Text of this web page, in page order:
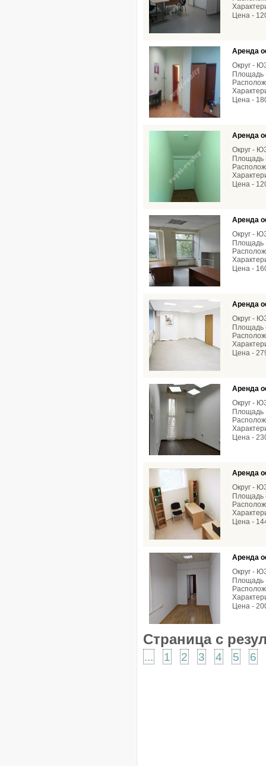
Цена -
Аренда
Округ -
Площадь
Цена -
Аренда
Округ -
Площадь
Цена -
Аренда
Округ -
Площадь
Цена -
Аренда
Округ -
Площадь
Цена -
Аренда
Округ -
Площадь
Цена -
Аренда
Округ -
Площадь
Цена -
Аренда
Округ -
Площадь
Цена -
Страница с
... 1 2 3 4 5 6